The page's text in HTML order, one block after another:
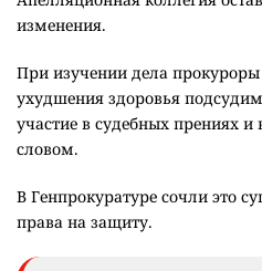
изменения.
При изучении дела прокуроры
ухудшения здоровья
участие в судебных прениях
словом.
В Генпрокуратуре сочли это
права на защиту.